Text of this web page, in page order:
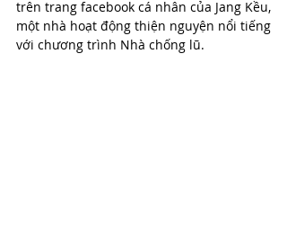
trên trang facebook cá nhân của Jang Kều,
một nhà hoạt động thiện nguyện nổi tiếng
với chương trình Nhà chống lũ.